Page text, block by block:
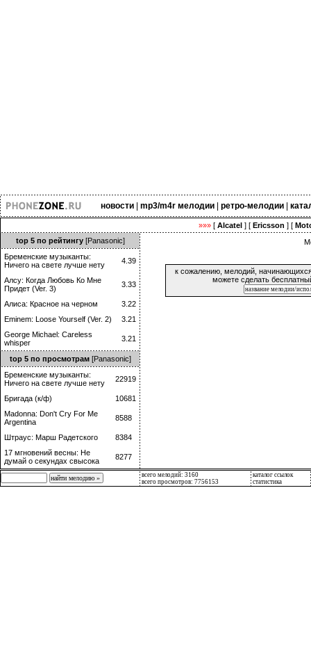
новости| mp3/m4r мелодии| ретро-мелодии|
»»»[ Alcatel] [ Ericsson ] [
top 5 по рейтингу[Panasonic]
Бременские музыканты:
Ничего на свете лучше нету
4.39
Алсу: Когда Любовь Ко Мне
Придет (Ver. 3)
3.33
Алиса: Красное на черном
3.22
Eminem: Loose Yourself (Ver. 2)
3.21
George Michael: Careless
whisper
3.21
top 5 по просмотрам[Panasonic]
Бременские музыканты:
Ничего на свете лучше нету
22919
Бригада (к/ф)
10681
Madonna: Don't Cry For Me
Argentina
8588
Штраус: Марш Радетского
8384
17 мгновений весны: Не
думай о секундах свысока
8277
к сожалению, мелодий,
можете сделать
всего мелодий: 3160
всего просмотров: 7756153
каталог ссылок
статистика